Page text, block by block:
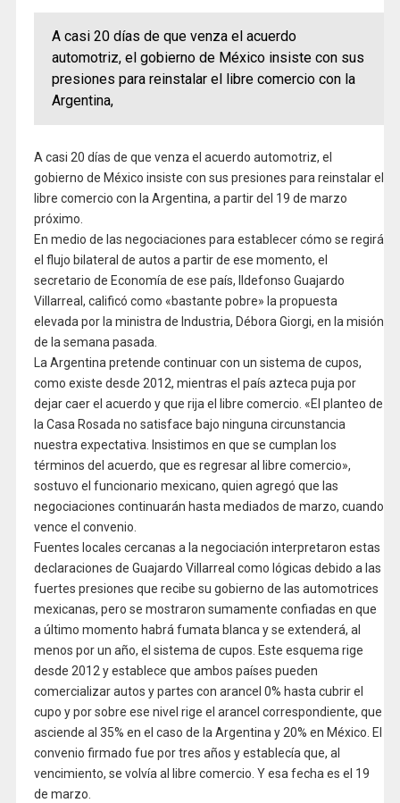
A casi 20 días de que venza el acuerdo
automotriz, el gobierno de México insiste con sus
presiones para reinstalar el libre comercio con la
Argentina,
A casi 20 días de que venza el acuerdo automotriz, el
gobierno de México insiste con sus presiones para reinstalar el
libre comercio con la Argentina, a partir del 19 de marzo
próximo.
En medio de las negociaciones para establecer cómo se regirá
el flujo bilateral de autos a partir de ese momento, el
secretario de Economía de ese país, Ildefonso Guajardo
Villarreal, calificó como «bastante pobre» la propuesta
elevada por la ministra de Industria, Débora Giorgi, en la misión
de la semana pasada.
La Argentina pretende continuar con un sistema de cupos,
como existe desde 2012, mientras el país azteca puja por
dejar caer el acuerdo y que rija el libre comercio. «El planteo de
la Casa Rosada no satisface bajo ninguna circunstancia
nuestra expectativa. Insistimos en que se cumplan los
términos del acuerdo, que es regresar al libre comercio»,
sostuvo el funcionario mexicano, quien agregó que las
negociaciones continuarán hasta mediados de marzo, cuando
vence el convenio.
Fuentes locales cercanas a la negociación interpretaron estas
declaraciones de Guajardo Villarreal como lógicas debido a las
fuertes presiones que recibe su gobierno de las automotrices
mexicanas, pero se mostraron sumamente confiadas en que
a último momento habrá fumata blanca y se extenderá, al
menos por un año, el sistema de cupos. Este esquema rige
desde 2012 y establece que ambos países pueden
comercializar autos y partes con arancel 0% hasta cubrir el
cupo y por sobre ese nivel rige el arancel correspondiente, que
asciende al 35% en el caso de la Argentina y 20% en México. El
convenio firmado fue por tres años y establecía que, al
vencimiento, se volvía al libre comercio. Y esa fecha es el 19
de marzo.